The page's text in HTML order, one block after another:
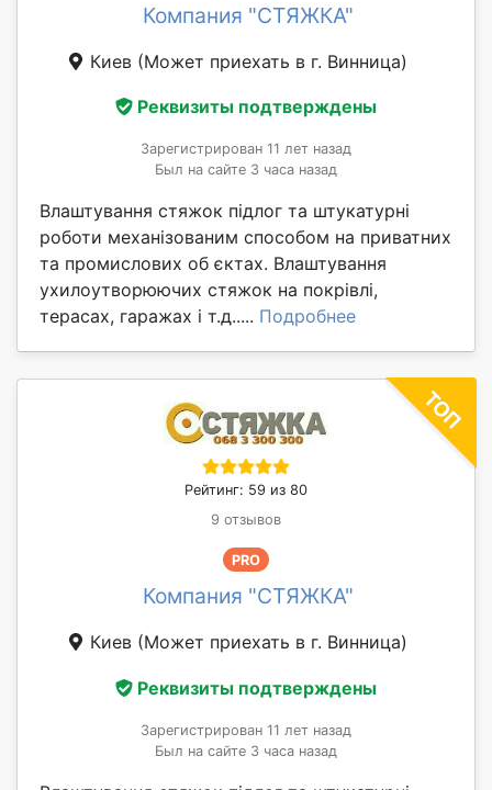
Компания "СТЯЖКА"
Киев (Может приехать в г. Винница)
Реквизиты подтверждены
Зарегистрирован 11 лет назад
Был на сайте 3 часа назад
Влаштування стяжок підлог та штукатурні
роботи механізованим способом на приватних
та промислових об єктах. Влаштування
ухилоутворюючих стяжок на покрівлі,
терасах, гаражах і т.д..... Подробнее
Рейтинг: 59 из 80
9 отзывов
PRO
Компания "СТЯЖКА"
Киев (Может приехать в г. Винница)
Реквизиты подтверждены
Зарегистрирован 11 лет назад
Был на сайте 3 часа назад